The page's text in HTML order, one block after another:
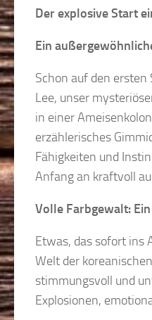
Der explosive Start
Ein
Schon auf den ersten
Lee, unser
in einer
erzählerisches
Fähigkeiten und
Anfang an kraftvoll
Volle Farbgewalt:
Etwas, das sofort ins
Welt der
stimmungsvoll und
Explosionen,